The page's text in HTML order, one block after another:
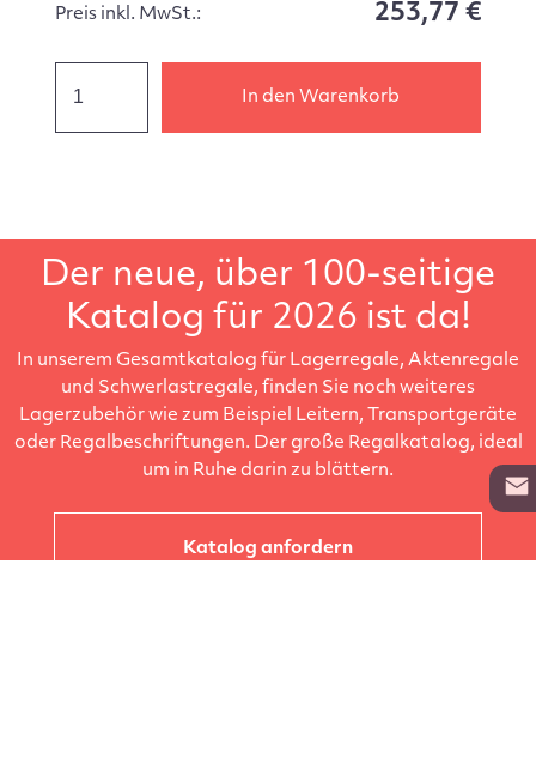
Preis inkl. MwSt.:
253,77 €
In den Warenkorb
Der neue, über 100-seitige
Katalog für 2026 ist da!
In unserem Gesamtkatalog für Lagerregale, Aktenregale
und Schwerlastregale, finden Sie noch weiteres
Lagerzubehör wie zum Beispiel Leitern, Transportgeräte
oder Regalbeschriftungen. Der große Regalkatalog, ideal
um in Ruhe darin zu blättern.
Katalog anfordern